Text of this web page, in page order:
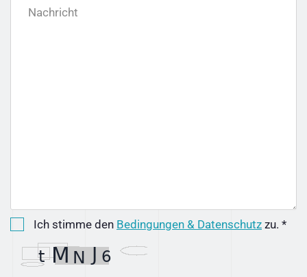
Nachricht
Ich stimme den Bedingungen & Datenschutz zu. *